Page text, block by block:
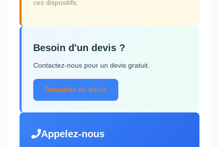
ces dispositifs.
Besoin d'un devis ?
Contactez-nous pour un devis gratuit.
Demande de devis
Appelez-nous